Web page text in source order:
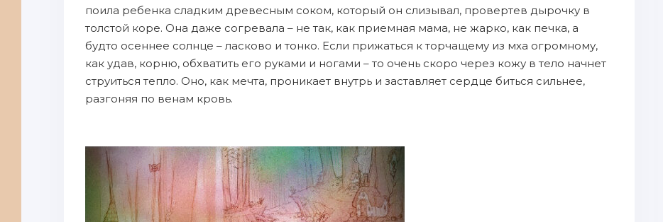
поила ребенка сладким древесным соком, который он слизывал, провертев дырочку в
толстой коре. Она даже согревала – не так, как приемная мама, не жарко, как печка, а
будто осеннее солнце – ласково и тонко. Если прижаться к торчащему из мха огромному,
как удав, корню, обхватить его руками и ногами – то очень скоро через кожу в тело начнет
струиться тепло. Оно, как мечта, проникает внутрь и заставляет сердце биться сильнее,
разгоняя по венам кровь.